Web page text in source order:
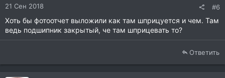
21 Сен 2018 #6
Хоть бы фотоотчет выложили как там шприцуется и чем. Там
ведь подшипник закрытый, че там шприцевать то?
Ответить